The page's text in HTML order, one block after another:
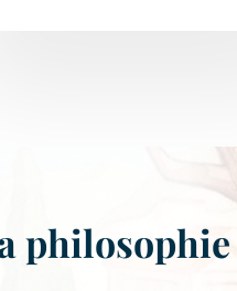
philosophie